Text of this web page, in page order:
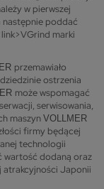
w pierwszej
następnie poddać
marki
przemawiało
ostrzenia
może wspomagać
serwisowania,
maszyn VOLLMER
firmy będącej
technologii
wartość dodaną oraz
atrakcyjności Japonii